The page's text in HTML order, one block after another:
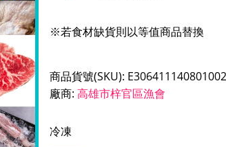
商品貨號(SKU): E306411140801002
廠商: 高雄市梓官區漁會
冷凍